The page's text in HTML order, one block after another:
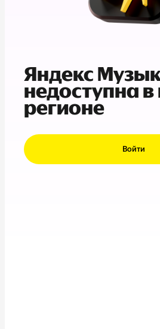
Яндекс
недоступна
регионе
Войти